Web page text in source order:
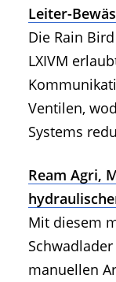
Leiter-
Die Rain
LXIVM
Ventilen,
Systems
Ream Agri,
Mit diesem
manuellen